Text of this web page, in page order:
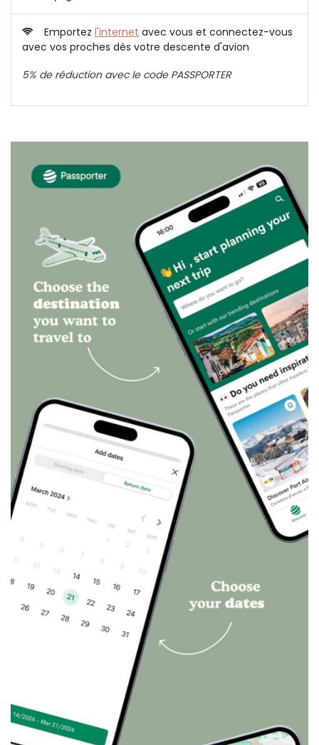
Emportez l'internet avec vous et connectez-vous
avec vos proches dès votre descente d'avion
5% de réduction avec le code PASSPORTER